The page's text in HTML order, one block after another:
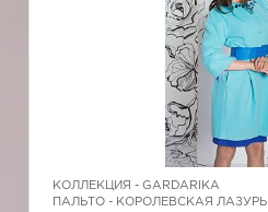
КОЛЛЕКЦИЯ - GARDARIKA
ПАЛЬТО - КОРОЛЕВСКАЯ ЛАЗУРЬ